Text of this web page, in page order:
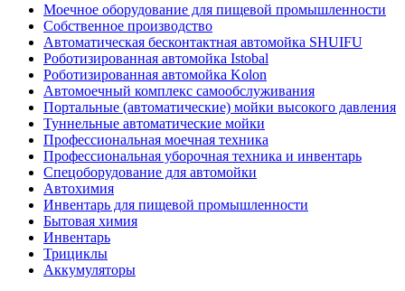
Моечное оборудование для пищевой промышленности
Собственное производство
Автоматическая бесконтактная автомойка SHUIFU
Роботизированная автомойка Istobal
Роботизированная автомойка Kolon
Автомоечный комплекс самообслуживания
Портальные (автоматические) мойки высокого давления
Туннельные автоматические мойки
Профессиональная моечная техника
Профессиональная уборочная техника и инвентарь
Спецоборудование для автомойки
Автохимия
Инвентарь для пищевой промышленности
Бытовая химия
Инвентарь
Трициклы
Аккумуляторы